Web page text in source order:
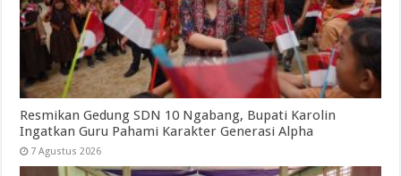
Resmikan Gedung SDN 10 Ngabang, Bupati Karolin
Ingatkan Guru Pahami Karakter Generasi Alpha
7 Agustus 2026